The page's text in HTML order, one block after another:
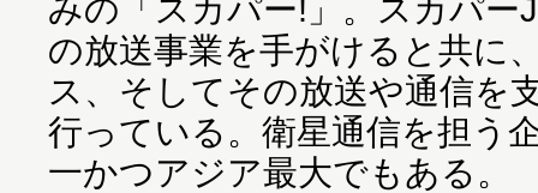
みの「スカパー!」。スカパー
の放送事業を手がけると共に
ス、そしてその放送や通信を
行っている。衛星通信を担う
一かつアジア最大でもある。